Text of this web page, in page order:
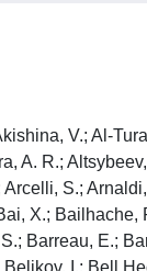
D.; Modak, A.; Mohanty, B.; Khan, M. Mohisin; Molander, M. A.; Mondal, M. M.; Monira, S.; Mordasini, C.; Moreira De Godoy, D. A.; Morozov, I.; Morsch, A.; Mrnjavac, T.; Muccifora, V.; Muhuri, S.; Mulliri, A.; Munhoz, M. G.; Munzer, R. H.; Murakami, H.; Musa, L.; Musinsky, J.; Myrcha, J. W.; Sundstrom, N. B.; Naik, B.; Nambrath, A. I.; Nandi, B. K.; Nania, R.; Nappi, E.; Nassirpour, A. F.; Nastase, V.; Nath, A.; Nathanson, N. F.; Nattrass, C.; Naumov, K.; Naydenov, M. N.; Neagu, A.; Nellen, L.; Nepeivoda, R.; Nese, S.; Nicassio, N.; Nielsen, B. S.; Nielsen, E. G.; Nikolaev, S.; Nikulin, V.; Noferini, F.; Noh, S.; Nomokonov, P.; Norman, J.; Novitzky, N.; Nystrand, J.; Ockleton, M. R.; Ogino, M.; Oh, S.; Ohlson, A.; Okorokov, V. A.; Oleniacz, J.; Oppedisano, C.; Ortiz Velasquez, A.; Otwinowski, J.; Oya, M.; Oyama, K.; Padhan, S.; Pagano, D.; Paić, G.; Paisano-Guzmán, S.; Palasciano, A.; Panasenko, I.; Panebianco, S.; Panigrahi, P.; Pantouvakis, C.; Park, H.; Park, J.; Park,